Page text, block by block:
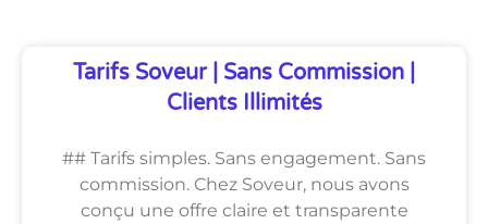
Tarifs Soveur | Sans Commission |
Clients Illimités
## Tarifs simples. Sans engagement. Sans
commission. Chez Soveur, nous avons
conçu une offre claire et transparente